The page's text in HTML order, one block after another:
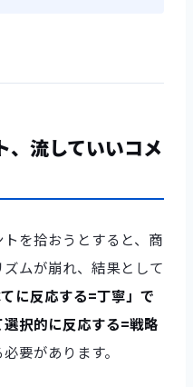
、流していいコメ
を拾おうとすると、商
ムが崩れ、結果として
てに反応する=丁寧」で
択的に反応する=戦略
要があります。